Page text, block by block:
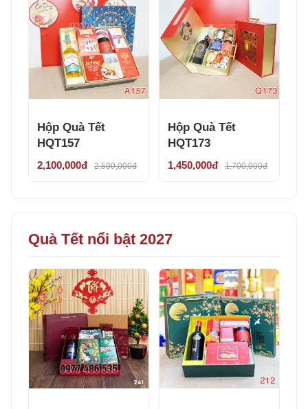
Hộp Quà Tết
HQT157
2,100,000đ 2,500,000đ
Hộp Quà Tết
HQT173
1,450,000đ 1,700,000đ
Quà Tết nổi bật 2027